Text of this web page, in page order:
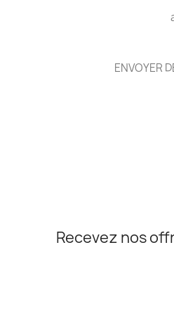
ENVOYER
Recevez nos